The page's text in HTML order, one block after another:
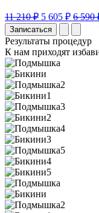
11 210 ₽ 5 605 ₽ 6 590
Записаться
Результаты процедур
К нам приходят